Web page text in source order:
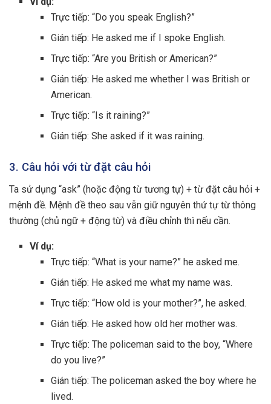
Trực tiếp: “Do you speak English?”
Gián tiếp: He asked me if I spoke English.
Trực tiếp: “Are you British or American?”
Gián tiếp: He asked me whether I was British or
American.
Trực tiếp: “Is it raining?”
Gián tiếp: She asked if it was raining.
3. Câu hỏi với từ đặt câu hỏi
Ta sử dụng “ask” (hoặc động từ tương tự) + từ đặt câu hỏi +
mệnh đề. Mệnh đề theo sau vẫn giữ nguyên thứ tự từ thông
thường (chủ ngữ + động từ) và điều chỉnh thì nếu cần.
Ví dụ:
Trực tiếp: “What is your name?” he asked me.
Gián tiếp: He asked me what my name was.
Trực tiếp: “How old is your mother?”, he asked.
Gián tiếp: He asked how old her mother was.
Trực tiếp: The policeman said to the boy, “Where
do you live?”
Gián tiếp: The policeman asked the boy where he
lived.